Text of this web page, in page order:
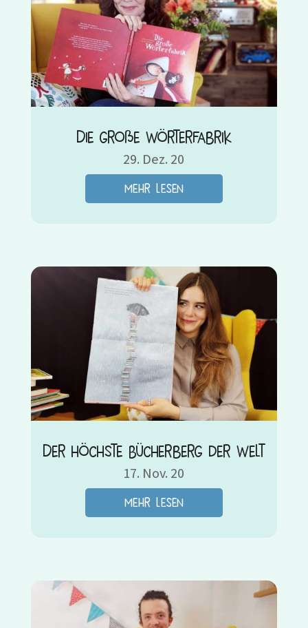
Die große Wörterfabrik
29. Dez. 20
mehr lesen
Der höchste Bücherberg der Welt
17. Nov. 20
mehr lesen